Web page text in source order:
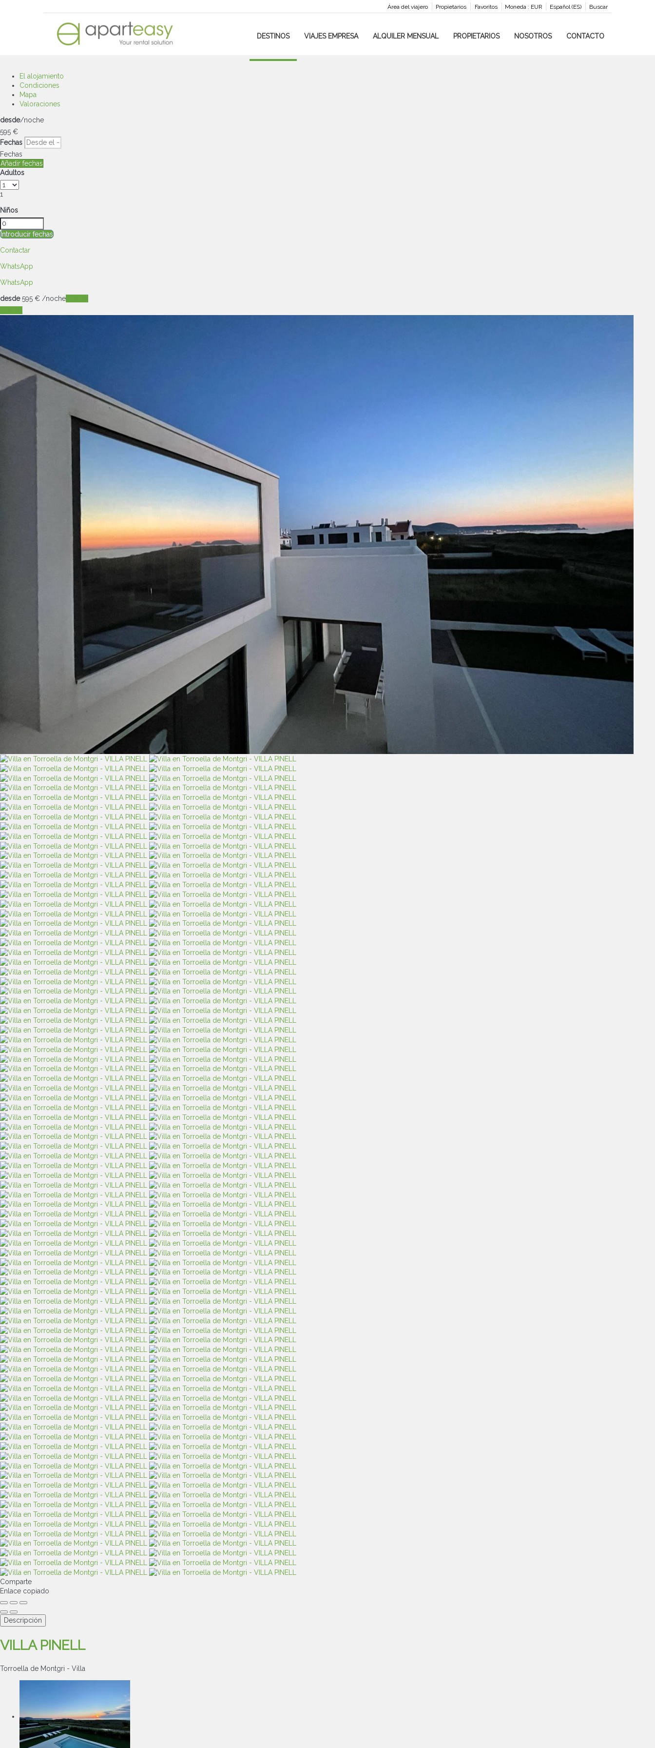
Buscar
Español (ES)
Moneda : EUR
Favoritos
Propietarios
Área del viajero
DESTINOS VIAJES EMPRESA ALQUILER MENSUAL PROPIETARIOS NOSOTROS CONTACTO
El alojamiento
Condiciones
Mapa
Valoraciones
desde/noche
595 €
Fechas
Fechas
Añadir fechas
Adultos
1
Niños
Introducir fechas
Contactar
WhatsApp
WhatsApp
desde595 € /noche
Comparte
Enlace copiado
Descripción
VILLA PINELL
Torroella de Montgri - Villa